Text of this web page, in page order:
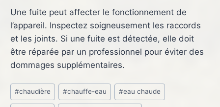
Une fuite peut affecter le fonctionnement de
l’appareil. Inspectez soigneusement les raccords
et les joints. Si une fuite est détectée, elle doit
être réparée par un professionnel pour éviter des
dommages supplémentaires.
Étiquettes
de
#chaudière #chauffe-eau #eau chaude